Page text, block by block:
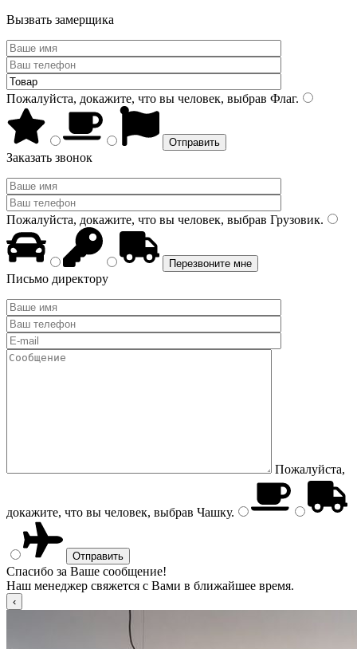
Вызвать замерщика
Пожалуйста, докажите, что вы человек, выбрав Флаг.
Заказать звонок
Пожалуйста, докажите, что вы человек, выбрав Грузовик.
Письмо директору
Пожалуйста,
докажите, что вы человек, выбрав Чашку.
Спасибо за Ваше сообщение!
Наш менеджер свяжется с Вами в ближайшее время.